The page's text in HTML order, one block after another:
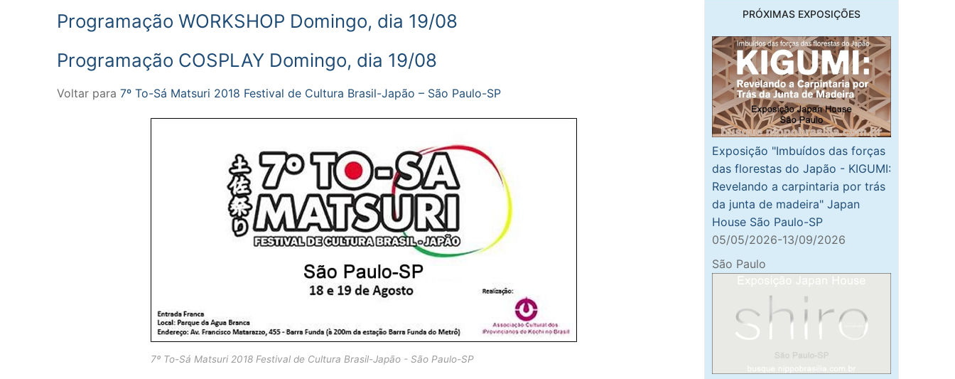
Programação WORKSHOP Domingo, dia 19/08
Programação COSPLAY Domingo, dia 19/08
Voltar para 7º To-Sá Matsuri 2018 Festival de Cultura Brasil-Japão – São Paulo-SP
7º To-Sá Matsuri 2018 Festival de Cultura Brasil-Japão - São Paulo-SP
PRÓXIMAS EXPOSIÇÕES
Exposição "Imbuídos das forças
das florestas do Japão - KIGUMI:
Revelando a carpintaria por trás
da junta de madeira" Japan
House São Paulo-SP
05/05/2026-13/09/2026
São Paulo